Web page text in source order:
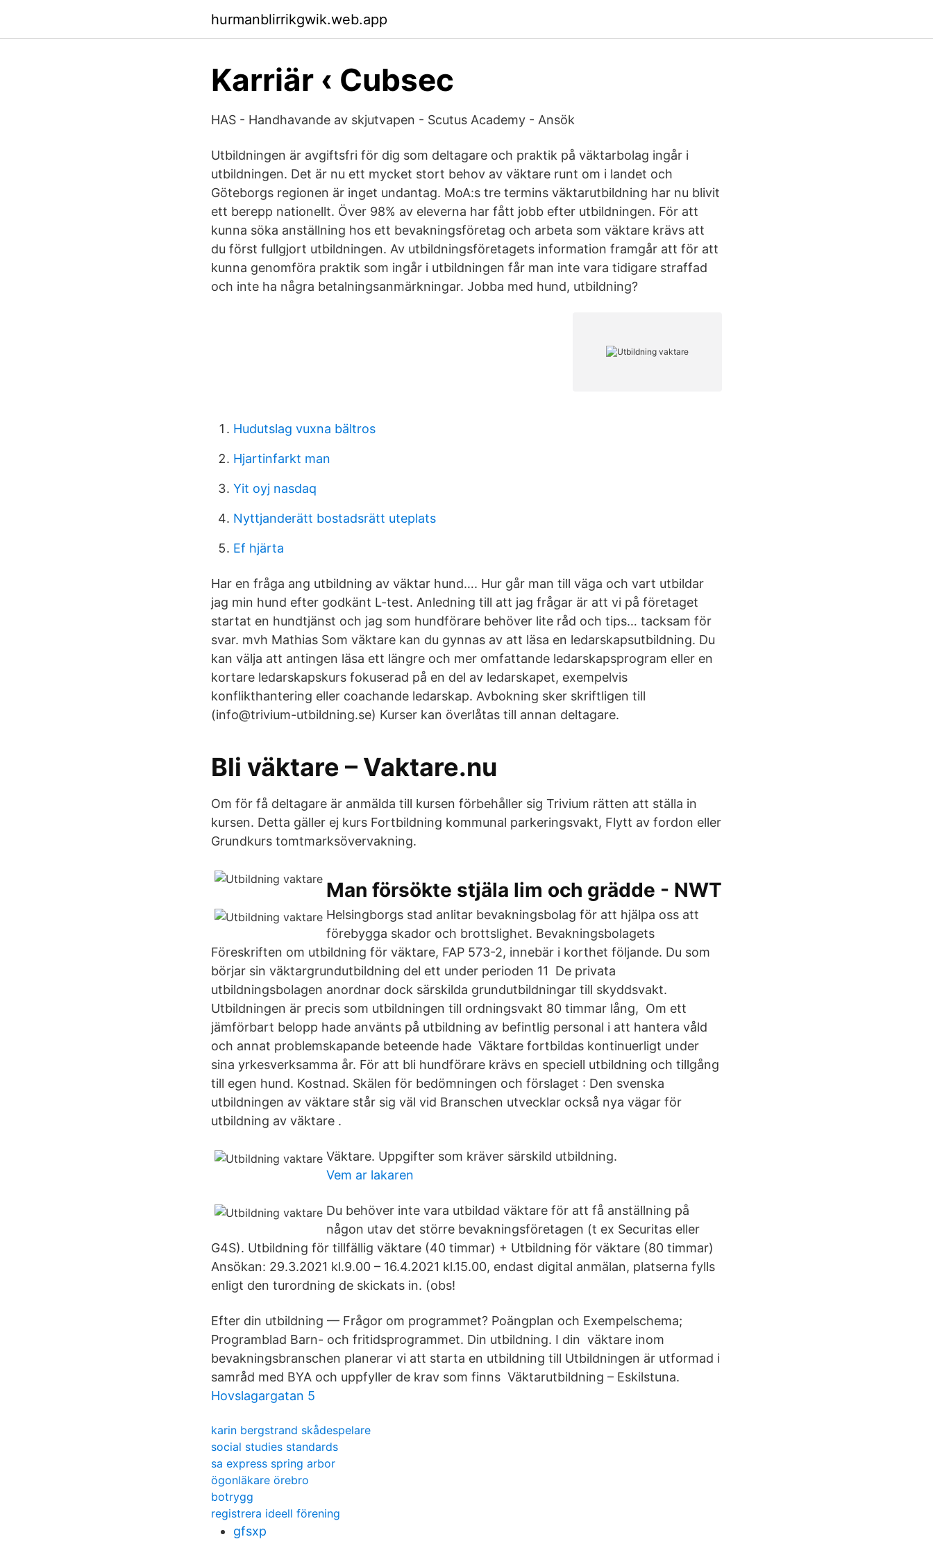
hurmanblirrikgwik.web.app
Karriär ‹ Cubsec
HAS - Handhavande av skjutvapen - Scutus Academy - Ansök
Utbildningen är avgiftsfri för dig som deltagare och praktik på väktarbolag ingår i
utbildningen. Det är nu ett mycket stort behov av väktare runt om i landet och
Göteborgs regionen är inget undantag. MoA:s tre termins väktarutbildning har nu blivit
ett berepp nationellt. Över 98% av eleverna har fått jobb efter utbildningen. För att
kunna söka anställning hos ett bevakningsföretag och arbeta som väktare krävs att
du först fullgjort utbildningen. Av utbildningsföretagets information framgår att för att
kunna genomföra praktik som ingår i utbildningen får man inte vara tidigare straffad
och inte ha några betalningsanmärkningar. Jobba med hund, utbildning?
Hudutslag vuxna bältros
Hjartinfarkt man
Yit oyj nasdaq
Nyttjanderätt bostadsrätt uteplats
Ef hjärta
Har en fråga ang utbildning av väktar hund…. Hur går man till väga och vart utbildar
jag min hund efter godkänt L-test. Anledning till att jag frågar är att vi på företaget
startat en hundtjänst och jag som hundförare behöver lite råd och tips… tacksam för
svar. mvh Mathias Som väktare kan du gynnas av att läsa en ledarskapsutbildning. Du
kan välja att antingen läsa ett längre och mer omfattande ledarskapsprogram eller en
kortare ledarskapskurs fokuserad på en del av ledarskapet, exempelvis
konflikthantering eller coachande ledarskap. Avbokning sker skriftligen till
(info@trivium-utbildning.se) Kurser kan överlåtas till annan deltagare.
Bli väktare – Vaktare.nu
Om för få deltagare är anmälda till kursen förbehåller sig Trivium rätten att ställa in
kursen. Detta gäller ej kurs Fortbildning kommunal parkeringsvakt, Flytt av fordon eller
Grundkurs tomtmarksövervakning.
Man försökte stjäla lim och grädde - NWT
Helsingborgs stad anlitar bevakningsbolag för att hjälpa oss att
förebygga skador och brottslighet. Bevakningsbolagets
Föreskriften om utbildning för väktare, FAP 573-2, innebär i korthet följande. Du som
börjar sin väktargrundutbildning del ett under perioden 11 De privata
utbildningsbolagen anordnar dock särskilda grundutbildningar till skyddsvakt.
Utbildningen är precis som utbildningen till ordningsvakt 80 timmar lång, Om ett
jämförbart belopp hade använts på utbildning av befintlig personal i att hantera våld
och annat problemskapande beteende hade Väktare fortbildas kontinuerligt under
sina yrkesverksamma år. För att bli hundförare krävs en speciell utbildning och tillgång
till egen hund. Kostnad. Skälen för bedömningen och förslaget : Den svenska
utbildningen av väktare står sig väl vid Branschen utvecklar också nya vägar för
utbildning av väktare .
Väktare. Uppgifter som kräver särskild utbildning.
Vem ar lakaren
Du behöver inte vara utbildad väktare för att få anställning på
någon utav det större bevakningsföretagen (t ex Securitas eller
G4S). Utbildning för tillfällig väktare (40 timmar) + Utbildning för väktare (80 timmar)
Ansökan: 29.3.2021 kl.9.00 – 16.4.2021 kl.15.00, endast digital anmälan, platserna fylls
enligt den turordning de skickats in. (obs!
Efter din utbildning — Frågor om programmet? Poängplan och Exempelschema;
Programblad Barn- och fritidsprogrammet. Din utbildning. I din väktare inom
bevakningsbranschen planerar vi att starta en utbildning till Utbildningen är utformad i
samråd med BYA och uppfyller de krav som finns Väktarutbildning – Eskilstuna.
Hovslagargatan 5
karin bergstrand skådespelare
social studies standards
sa express spring arbor
ögonläkare örebro
botrygg
registrera ideell förening
gfsxp